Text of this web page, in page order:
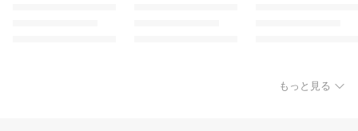
もっと見る